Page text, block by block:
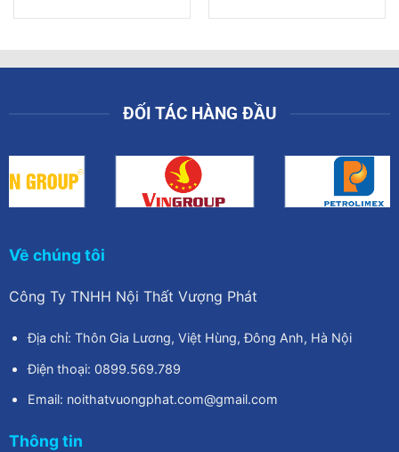
1.300.000₫.là:
1.100.000₫. là:
ĐỐI TÁC HÀNG ĐẦU
Về chúng tôi
Công Ty TNHH Nội Thất Vượng Phát
Địa chỉ: Thôn Gia Lương, Việt Hùng, Đông Anh, Hà Nội
Điện thoại: 0899.569.789
Email: noithatvuongphat.com@gmail.com
Thông tin